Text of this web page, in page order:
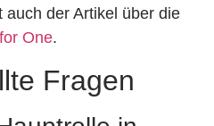
auch der Artikel über die
One.
Fragen